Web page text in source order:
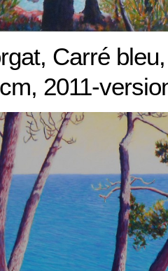
Carré
2011-